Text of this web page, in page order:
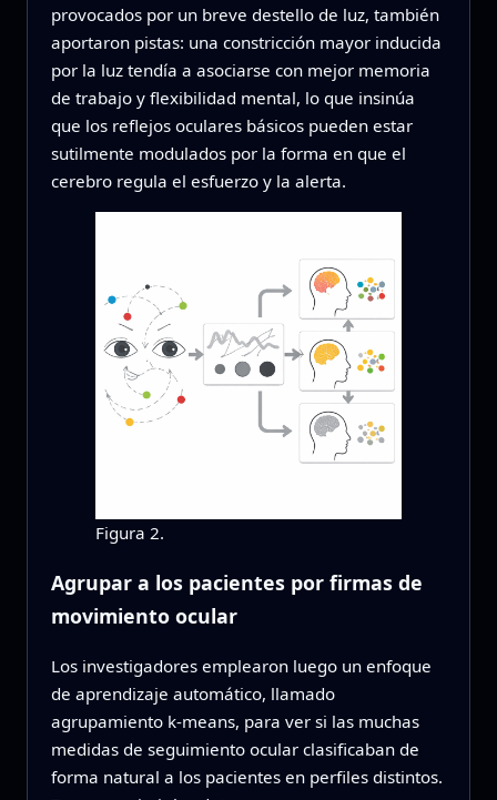
provocados por un breve destello de luz, también
aportaron pistas: una constricción mayor inducida
por la luz tendía a asociarse con mejor memoria
de trabajo y flexibilidad mental, lo que insinúa
que los reflejos oculares básicos pueden estar
sutilmente modulados por la forma en que el
cerebro regula el esfuerzo y la alerta.
Figura 2.
Agrupar a los pacientes por firmas de
movimiento ocular
Los investigadores emplearon luego un enfoque
de aprendizaje automático, llamado
agrupamiento k‑means, para ver si las muchas
medidas de seguimiento ocular clasificaban de
forma natural a los pacientes en perfiles distintos.